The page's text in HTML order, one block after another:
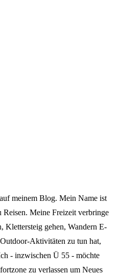
meinem Blog. Mein Name ist
Reisen. Meine Freizeit verbringe
Klettersteig gehen, Wandern E-
Aktivitäten zu tun hat,
- inzwischen Ü 55 - möchte
zu verlassen um Neues